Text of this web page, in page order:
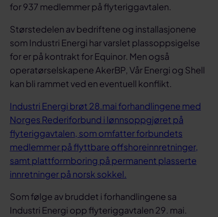
for 937 medlemmer på flyteriggavtalen.
Størstedelen av bedriftene og installasjonene
som Industri Energi har varslet plassoppsigelse
for er på kontrakt for Equinor. Men også
operatørselskapene AkerBP, Vår Energi og Shell
kan bli rammet ved en eventuell konflikt.
Industri Energi brøt 28.mai forhandlingene med
Norges Rederiforbund i lønnsoppgjøret på
flyteriggavtalen, som omfatter forbundets
medlemmer på flyttbare offshoreinnretninger,
samt plattformboring på permanent plasserte
innretninger på norsk sokkel.
Som følge av bruddet i forhandlingene sa
Industri Energi opp flyteriggavtalen 29. mai.